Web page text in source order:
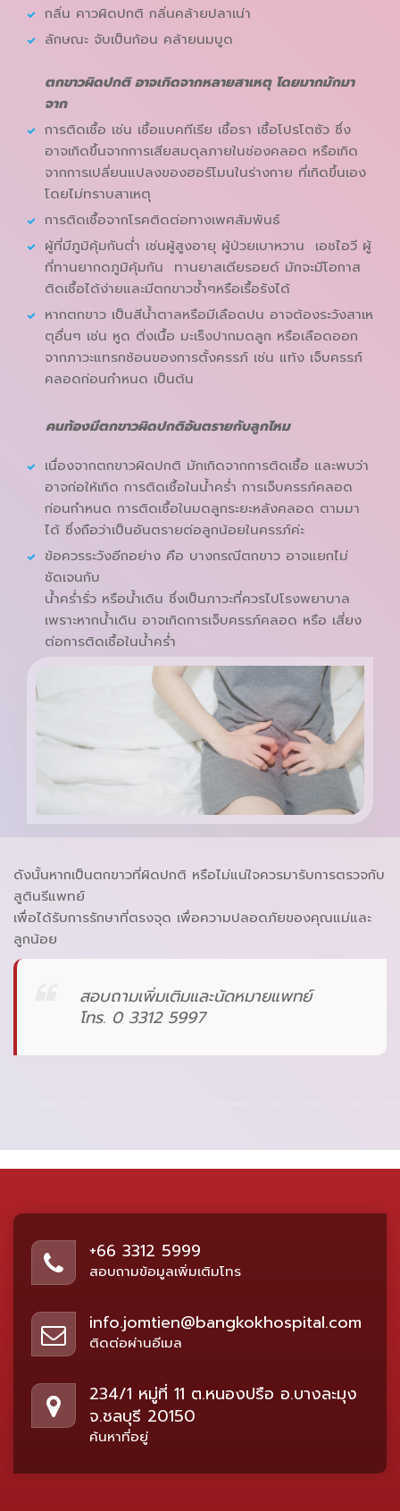
กลิ่น คาวผิดปกติ กลิ่นคล้ายปลาเน่า
ลักษณะ จับเป็นก้อน คล้ายนมบูด
ตกขาวผิดปกติ อาจเกิดจากหลายสาเหตุ โดยมากมักมา
จาก
การติดเชื้อ เช่น เชื้อแบคทีเรีย เชื้อรา เชื้อโปรโตซัว ซึ่ง
อาจเกิดขึ้นจากการเสียสมดุลภายในช่องคลอด หรือเกิด
จากการเปลี่ยนแปลงของฮอร์โมนในร่างกาย ที่เกิดขึ้นเอง
โดยไม่ทราบสาเหตุ
การติดเชื้อจากโรคติดต่อทางเพศสัมพันธ์
ผู้ที่มีภูมิคุ้มกันต่ำ เช่นผู้สูงอายุ ผู้ป่วยเบาหวาน เอชไอวี ผู้
ที่ทานยากดภูมิคุ้มกัน ทานยาสเตียรอยด์ มักจะมีโอกาส
ติดเชื้อได้ง่ายและมีตกขาวซ้ำๆหรือเรื้อรังได้
หากตกขาว เป็นสีน้ำตาลหรือมีเลือดปน อาจต้องระวังสาเห
ตุอื่นๆ เช่น หูด ติ่งเนื้อ มะเร็งปากมดลูก หรือเลือดออก
จากภาวะแทรกซ้อนของการตั้งครรภ์ เช่น แท้ง เจ็บครรภ์
คลอดก่อนกำหนด เป็นต้น
คนท้องมีตกขาวผิดปกติอันตรายกับลูกไหม
เนื่องจากตกขาวผิดปกติ มักเกิดจากการติดเชื้อ และพบว่า
อาจก่อให้เกิด การติดเชื้อในน้ำคร่ำ การเจ็บครรภ์คลอด
ก่อนกำหนด การติดเชื้อในมดลูกระยะหลังคลอด ตามมา
ได้ ซึ่งถือว่าเป็นอันตรายต่อลูกน้อยในครรภ์ค่ะ
ข้อควรระวังอีกอย่าง คือ บางกรณีตกขาว อาจแยกไม่
ชัดเจนกับ
น้ำคร่ำรั่ว หรือน้ำเดิน ซึ่งเป็นภาวะที่ควรไปโรงพยาบาล
เพราะหากน้ำเดิน อาจเกิดการเจ็บครรภ์คลอด หรือ เสี่ยง
ต่อการติดเชื้อในน้ำคร่ำ
ดังนั้นหากเป็นตกขาวที่ผิดปกติ หรือไม่แน่ใจควรมารับการตรวจกับ
สูตินรีแพทย์
เพื่อได้รับการรักษาที่ตรงจุด เพื่อความปลอดภัยของคุณแม่และ
ลูกน้อย
สอบถามเพิ่มเติมและนัดหมายแพทย์
โทร. 0 3312 5997
+66 3312 5999
สอบถามข้อมูลเพิ่มเติมโทร
info.jomtien@bangkokhospital.com
ติดต่อผ่านอีเมล
234/1 หมู่ที่ 11 ต.หนองปรือ อ.บางละมุง
จ.ชลบุรี 20150
ค้นหาที่อยู่